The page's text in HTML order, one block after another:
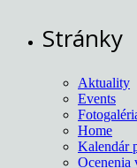
Stránky
Aktuality
Events
Home
Kalendár
Ocenenia